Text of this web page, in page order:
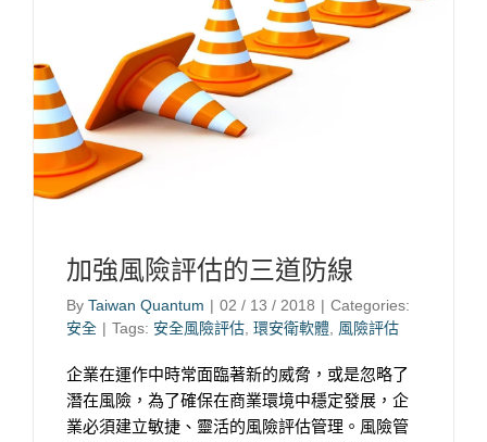
加強風險評估的三道防線
By Taiwan Quantum | 02 / 13 / 2018 | Categories:
安全 | Tags: 安全風險評估, 環安衛軟體, 風險評估
企業在運作中時常面臨著新的威脅，或是忽略了
潛在風險，為了確保在商業環境中穩定發展，企
業必須建立敏捷、靈活的風險評估管理。風險管